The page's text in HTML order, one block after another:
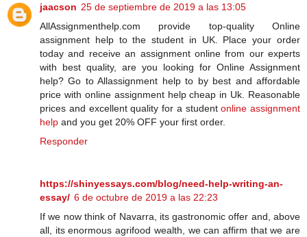
jaacson 25 de septiembre de 2019 a las 13:05
AllAssignmenthelp.com provide top-quality Online
assignment help to the student in UK. Place your order
today and receive an assignment online from our experts
with best quality, are you looking for Online Assignment
help? Go to Allassignment help to by best and affordable
price with online assignment help cheap in Uk. Reasonable
prices and excellent quality for a studentonline assignment
help and you get 20% OFF your first order.
Responder
https://shinyessays.com/blog/need-help-writing-an-
essay/ 6 de octubre de 2019 a las 22:23
If we now think of Navarra, its gastronomic offer and, above
all, its enormous agrifood wealth, we can affirm that we are